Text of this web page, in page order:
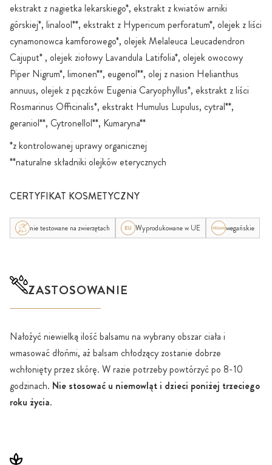
ekstrakt z nagietka lekarskiego*, ekstrakt z kwiatów arniki
górskiej*, linalool**, ekstrakt z Hypericum perforatum*, olejek z liści
cynamonowca kamforowego*, olejek Melaleuca Leucadendron
Cajuput* , olejek ziołowy Lavandula Latifolia*, olejek owocowy
Piper Nigrum*, limonen**, eugenol**, olej z nasion Helianthus
annuus, olejek z pączków Eugenia Caryophyllus*, ekstrakt z liści
Rosmarinus Officinalis*, ekstrakt Humulus Lupulus, cytral**,
geraniol**, Cytronellol**, Kumaryna**
*z kontrolowanej uprawy organicznej
**naturalne składniki olejków eterycznych
CERTYFIKAT KOSMETYCZNY
nie testowane na zwierzętach Wyprodukowane w UE wegańskie
ZASTOSOWANIE
Nałożyć niewielką ilość balsamu na wybrany obszar ciała i
wmasować dłońmi, aż balsam chłodzący zostanie dobrze
wchłonięty przez skórę. W razie potrzeby powtórzyć po 8-10
godzinach. Nie stosować u niemowląt i dzieci poniżej trzeciego
roku życia.